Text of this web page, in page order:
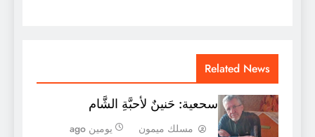
Related News
سحعية: حَنينٌ لأحبَّةِ الشَّام
مسلك ميمون يومين ago